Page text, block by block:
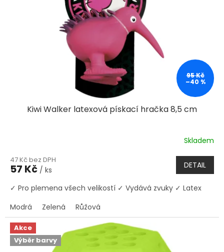
95 Kč
–40 %
Kiwi Walker latexová pískací hračka 8,5 cm
Skladem
47 Kč bez DPH
57 Kč / ks DETAIL
✓ Pro plemena všech velikostí ✓ Vydává zvuky ✓ Latex
Modrá
Zelená Růžová
Akce
Výběr barvy